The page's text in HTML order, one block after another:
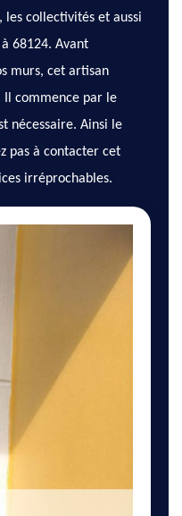
collectivités et aussi
68124. Avant
murs, cet artisan
Il commence par le
nécessaire. Ainsi le
pas à contacter cet
irréprochables.